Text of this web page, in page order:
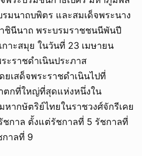
มนาถบพิตร และสมเด็จพระนาง
ชินีนาถ พระบรมราชชนนีพันปี
กาะสมุย ในวันที่ 23 เมษายน
ะราชดำเนินประภาส
ยเสด็จพระราชดำเนินไปที่
ตกที่ใหญ่ที่สุดแห่งหนึ่งใน
หากษัตริย์ไทยในราชวงศ์จักรีเคย
ชกาล ตั้งแต่รัชกาลที่ 5 รัชกาลที่
กาลที่ 9